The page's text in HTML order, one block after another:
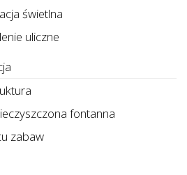
świetlna
uliczne
fontanna
zabaw